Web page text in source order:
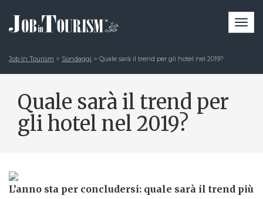
Job In Tourism > Sondaggi > Quale sarà il trend per gli hotel nel 2019?
Quale sarà il trend per
gli hotel nel 2019?
L’anno sta per concludersi: quale sarà il trend più